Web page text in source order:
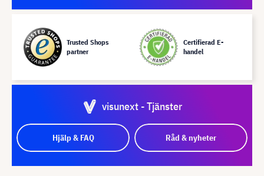
Trusted Shops
partner
Certifierad E-
handel
visunext - Tjänster
Hjälp & FAQ Råd & nyheter